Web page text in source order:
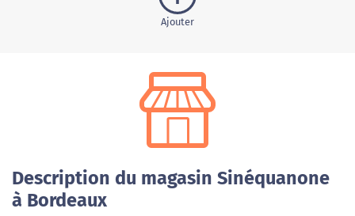
Ajouter
Description du magasin Sinéquanone
à Bordeaux